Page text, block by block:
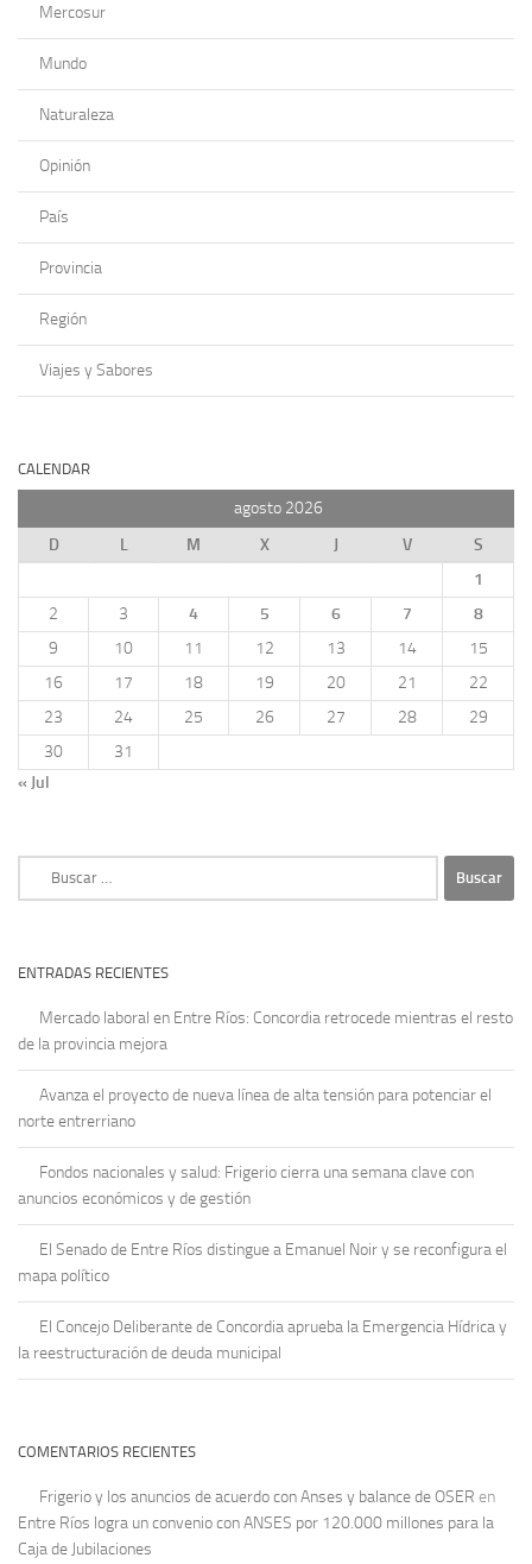
Mercosur
Mundo
Naturaleza
Opinión
País
Provincia
Región
Viajes y Sabores
CALENDAR
agosto 2026
D
L M X J V
S
1
2
3 4 5 6 7
8
9
10 11 12 13 14
15
16
17 18 19 20 21
22
23
24 25 26 27 28
29
30
31
« Jul
ENTRADAS RECIENTES
Mercado laboral en Entre Ríos: Concordia retrocede mientras el resto
de la provincia mejora
Avanza el proyecto de nueva línea de alta tensión para potenciar el
norte entrerriano
Fondos nacionales y salud: Frigerio cierra una semana clave con
anuncios económicos y de gestión
El Senado de Entre Ríos distingue a Emanuel Noir y se reconfigura el
mapa político
El Concejo Deliberante de Concordia aprueba la Emergencia Hídrica y
la reestructuración de deuda municipal
COMENTARIOS RECIENTES
Frigerio y los anuncios de acuerdo con Anses y balance de OSER en
Entre Ríos logra un convenio con ANSES por 120.000 millones para la
Caja de Jubilaciones